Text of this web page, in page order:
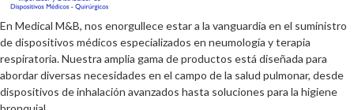
En Medical M&B, nos enorgullece estar a la vanguardia en el suministro
de dispositivos médicos especializados en neumología y terapia
respiratoria. Nuestra amplia gama de productos está diseñada para
abordar diversas necesidades en el campo de la salud pulmonar, desde
dispositivos de inhalación avanzados hasta soluciones para la higiene